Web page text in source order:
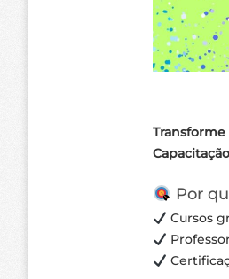
Transforme
Por
Cursos